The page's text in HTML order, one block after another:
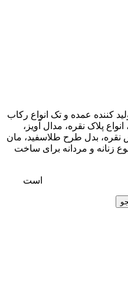
کننده عمده و تک انواع رکاب
پلاک نقره، مدال آویز،
بدل طرح طلاسفید، مان
زنانه و مردانه برای ساخت
است